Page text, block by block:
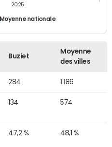
Moyenne nationale
2025
Buziet
Moyenne
des villes
284 1 186
134 574
47,2 % 48,1 %